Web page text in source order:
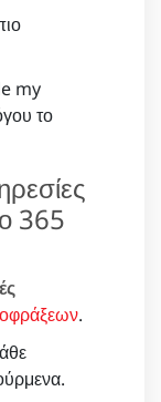
my
το
365
.